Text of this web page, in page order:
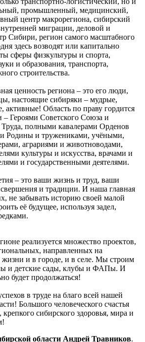
промышленный, медицинский,
центр макрорегиона, сибирский
миграции, деловой и
Сибири, регион самого масштабного
здесь возводят или капитально
сферы физкультуры и спорта,
и образования, транспорта,
строительства.
ценность региона – это его люди,
настоящие сибиряки – мудрые,
активные! Область по праву гордится
Героями Советского Союза и
Труда, полными кавалерами Орденов
Родины и тружениками, учёными,
аграриями и животноводами,
культуры и искусства, врачами и
и государственными деятелями.
– это ваши жизнь и труд, ваши
и традиции. И наша главная
не забывать историю своей малой
её будущее, используя задел,
реализуется множество проектов,
направленных на
жизни и в городе, и в селе. Мы строим
и детские сады, клубы и ФАПы. И
будет продолжаться!
в труде на благо всей нашей
Большого человеческого счастья
крепкого сибирского здоровья, мира и
области Андрей Травников.